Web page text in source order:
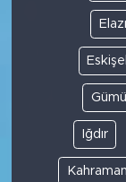
Iğdır